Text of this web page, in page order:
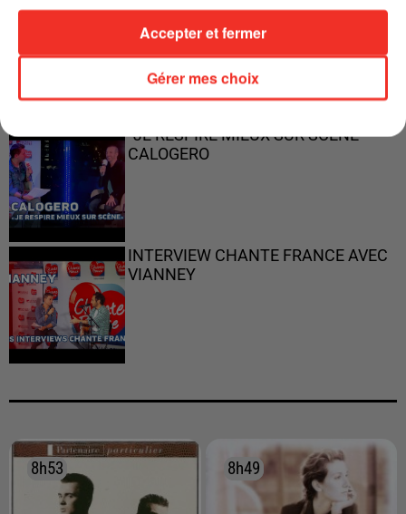
"ON N'EST PAS DES PARENTS
PARFAITS"
"JE RESPIRE MIEUX SUR SCÈNE" -
CALOGERO
INTERVIEW CHANTE FRANCE AVEC
VIANNEY
8h53
8h53 8h49
8h49
Gérer mes choix
Accepter et fermer